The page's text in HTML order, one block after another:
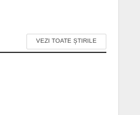
VEZI TOATE ȘTIRILE